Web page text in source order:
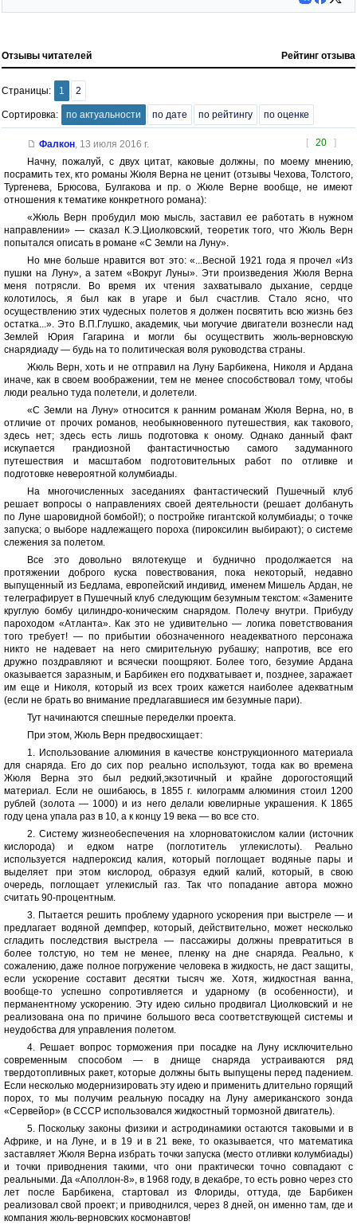
Отзывы читателей Рейтинг отзыва
Страницы: 1 2
Сортировка: по актуальности по дате по рейтингу по оценке
[ 20 ]
Фалкон, 13 июля 2016 г.
Начну, пожалуй, с двух цитат, каковые должны, по моему мнению,
посрамить тех, кто романы Жюля Верна не ценит (отзывы Чехова, Толстого,
Тургенева, Брюсова, Булгакова и пр. о Жюле Верне вообще, не имеют
отношения к тематике конкретного романа):
«Жюль Верн пробудил мою мысль, заставил ее работать в нужном
направлении» — сказал К.Э.Циолковский, теоретик того, что Жюль Верн
попытался описать в романе «С Земли на Луну».
Но мне больше нравится вот это: «...Весной 1921 года я прочел «Из
пушки на Луну», а затем «Вокруг Луны». Эти произведения Жюля Верна
меня потрясли. Во время их чтения захватывало дыхание, сердце
колотилось, я был как в угаре и был счастлив. Стало ясно, что
осуществлению этих чудесных полетов я должен посвятить всю жизнь без
остатка...». Это В.П.Глушко, академик, чьи могучие двигатели вознесли над
Землей Юрия Гагарина и могли бы осуществить жюль-верновскую
снарядиаду — будь на то политическая воля руководства страны.
Жюль Верн, хоть и не отправил на Луну Барбикена, Николя и Ардана
иначе, как в своем воображении, тем не менее способствовал тому, чтобы
люди реально туда полетели, и долетели.
«С Земли на Луну» относится к ранним романам Жюля Верна, но, в
отличие от прочих романов, необыкновенного путешествия, как такового,
здесь нет; здесь есть лишь подготовка к оному. Однако данный факт
искупается грандиозной фантастичностью самого задуманного
путешествия и масштабом подготовительных работ по отливке и
подготовке невероятной колумбиады.
На многочисленных заседаниях фантастический Пушечный клуб
решает вопросы о направлениях своей деятельности (решает долбануть
по Луне шаровидной бомбой!); о постройке гигантской колумбиады; о точке
запуска; о выборе надлежащего пороха (пироксилин выбирают); о системе
слежения за полетом.
Все это довольно вялотекуще и буднично продолжается на
протяжении доброго куска повествования, пока некоторый, недавно
выпущенный из Бедлама, европейский индивид, именем Мишель Ардан, не
телеграфирует в Пушечный клуб следующим безумным текстом: «Замените
круглую бомбу цилиндро-коническим снарядом. Полечу внутри. Прибуду
пароходом «Атланта». Как это не удивительно — логика поветствования
того требует! — по прибытии обозначенного неадекватного персонажа
никто не надевает на него смирительную рубашку; напротив, все его
дружно поздравляют и всячески поощряют. Более того, безумие Ардана
оказывается заразным, и Барбикен его подхватывает и, позднее, заражает
им еще и Николя, который из всех троих кажется наиболее адекватным
(если не брать во внимание предлагавшиеся им безумные пари).
Тут начинаются спешные переделки проекта.
При этом, Жюль Верн предвосхищает:
1. Использование алюминия в качестве конструкционного материала
для снаряда. Его до сих пор реально используют, тогда как во времена
Жюля Верна это был редкий,экзотичный и крайне дорогостоящий
материал. Если не ошибаюсь, в 1855 г. килограмм алюминия стоил 1200
рублей (золота — 1000) и из него делали ювелирные украшения. К 1865
году цена упала раз в 10, а к концу 19 века — во все сто.
2. Систему жизнеобеспечения на хлорноватокислом калии (источник
кислорода) и едком натре (поглотитель углекислоты). Реально
используется надпероксид калия, который поглощает водяные пары и
выделяет при этом кислород, образуя едкий калий, который, в свою
очередь, поглощает углекислый газ. Так что попадание автора можно
считать 90-процентным.
3. Пытается решить проблему ударного ускорения при выстреле — и
предлагает водяной демпфер, который, действительно, может несколько
сгладить последствия выстрела — пассажиры должны превратиться в
более толстую, но тем не менее, пленку на дне снаряда. Реально, к
сожалению, даже полное погружение человека в жидкость, не даст защиты,
если ускорение составит десятки тысяч же. Хотя, жидкостная ванна,
вообще-то успешно сопротивляется и ударному (в особенности), и
перманентному ускорению. Эту идею сильно продвигал Циолковский и не
реализована она по причине большого веса соответствующей системы и
неудобства для управления полетом.
4. Решает вопрос торможения при посадке на Луну исключительно
современным способом — в днище снаряда устраиваются ряд
твердотопливных ракет, которые должны быть выпущены перед падением.
Если несколько модернизировать эту идею и применить длительно горящий
порох, то мы получим реальную посадку на Луну американского зонда
«Сервейор» (в СССР использовался жидкостный тормозной двигатель).
5. Поскольку законы физики и астродинамики остаются таковыми и в
Африке, и на Луне, и в 19 и в 21 веке, то оказывается, что математика
заставляет Жюля Верна избрать точки запуска (место отливки колумбиады)
и точки приводнения такими, что они практически точно совпадают с
реальными. Да «Аполлон-8», в 1968 году, в декабре, то есть ровно через сто
лет после Барбикена, стартовал из Флориды, оттуда, где Барбикен
реализовал свой проект; и приводнился, через 8 дней, он именно там, где и
компания жюль-верновских космонавтов!